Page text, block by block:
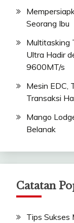
Seorang Ibu
Multitasking
Ultra Hadir
9600MT/s
Mesin EDC,
Transaksi
Mango
Belanak
Catatan
Tips Sukses